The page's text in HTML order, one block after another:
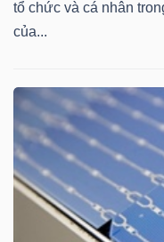
tổ chức và cá nhân
của...